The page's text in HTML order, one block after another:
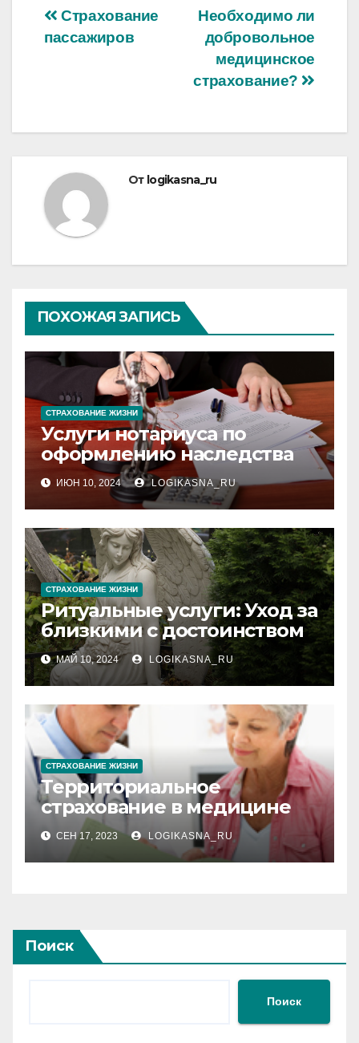
Навигация
Необходимо ли
добровольное
медицинское
страхование?
Страхование
пассажиров
От logikasna_ru
ПОХОЖАЯ ЗАПИСЬ
СТРАХОВАНИЕ ЖИЗНИ
Услуги нотариуса по
оформлению наследства
ИЮН 10, 2024 LOGIKASNA_RU
СТРАХОВАНИЕ ЖИЗНИ
Ритуальные услуги: Уход за
близкими с достоинством
МАЙ 10, 2024 LOGIKASNA_RU
СТРАХОВАНИЕ ЖИЗНИ
Территориальное
страхование в медицине
СЕН 17, 2023 LOGIKASNA_RU
Поиск
Поиск